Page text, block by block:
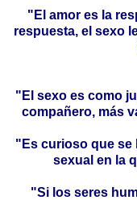
"El amor es la
respuesta, el sexo
"El sexo es como
compañero, más
"Es curioso que se
sexual en la
"Si los seres